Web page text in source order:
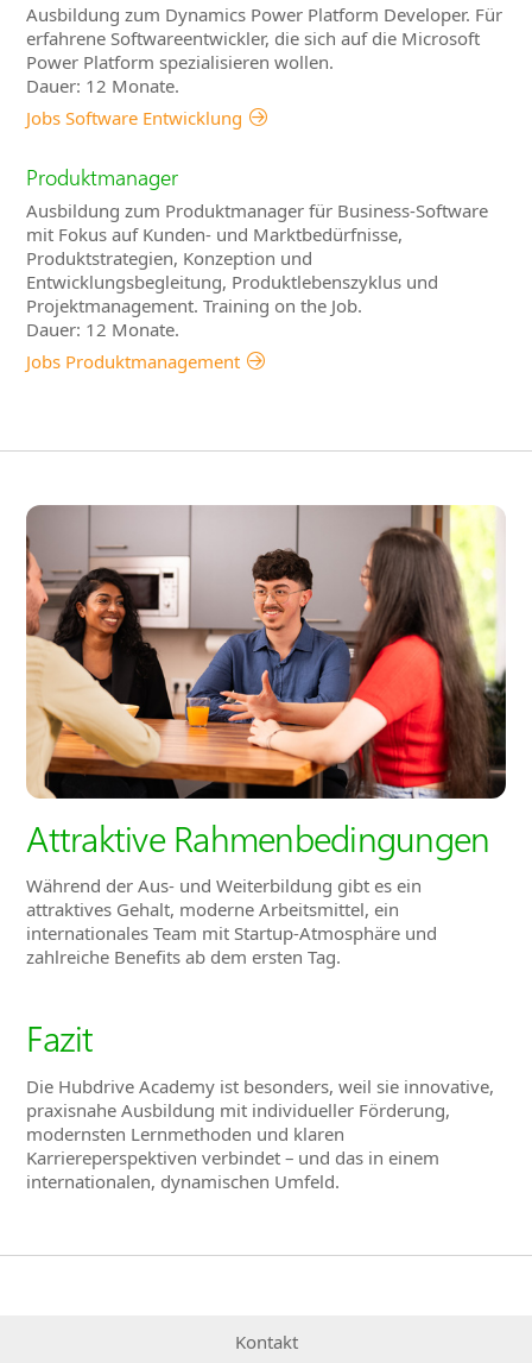
Ausbildung zum Dynamics Power Platform Developer. Für
erfahrene Softwareentwickler, die sich auf die Microsoft
Power Platform spezialisieren wollen.
Dauer: 12 Monate.
Jobs Software Entwicklung
Produktmanager
Ausbildung zum Produktmanager für Business-Software
mit Fokus auf Kunden- und Marktbedürfnisse,
Produktstrategien, Konzeption und
Entwicklungsbegleitung, Produktlebenszyklus und
Projektmanagement. Training on the Job.
Dauer: 12 Monate.
Jobs Produktmanagement
Attraktive Rahmenbedingungen
Während der Aus- und Weiterbildung gibt es ein
attraktives Gehalt, moderne Arbeitsmittel, ein
internationales Team mit Startup-Atmosphäre und
zahlreiche Benefits ab dem ersten Tag.
Fazit
Die Hubdrive Academy ist besonders, weil sie innovative,
praxisnahe Ausbildung mit individueller Förderung,
modernsten Lernmethoden und klaren
Karriereperspektiven verbindet – und das in einem
internationalen, dynamischen Umfeld.
Kontakt